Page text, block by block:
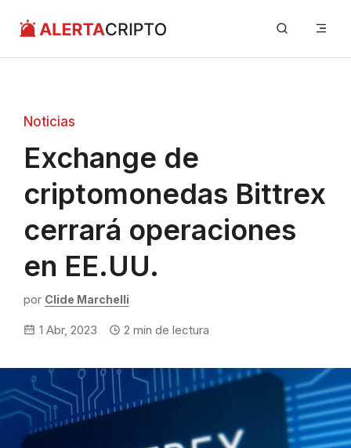
contenido
Noticias
Exchange de
criptomonedas Bittrex
cerrará operaciones
en EE.UU.
por Clide Marchelli
1 Abr, 2023 2 min de lectura